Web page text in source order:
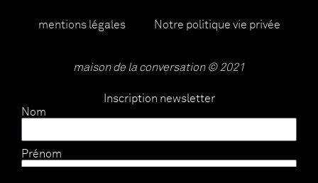
mentions légales Notre politique vie privée
maison de la conversation © 2021
Inscription newsletter
Nom
Prénom